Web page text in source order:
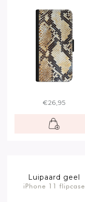
€26,95
Luipaard geel
iPhone 11 flipcase